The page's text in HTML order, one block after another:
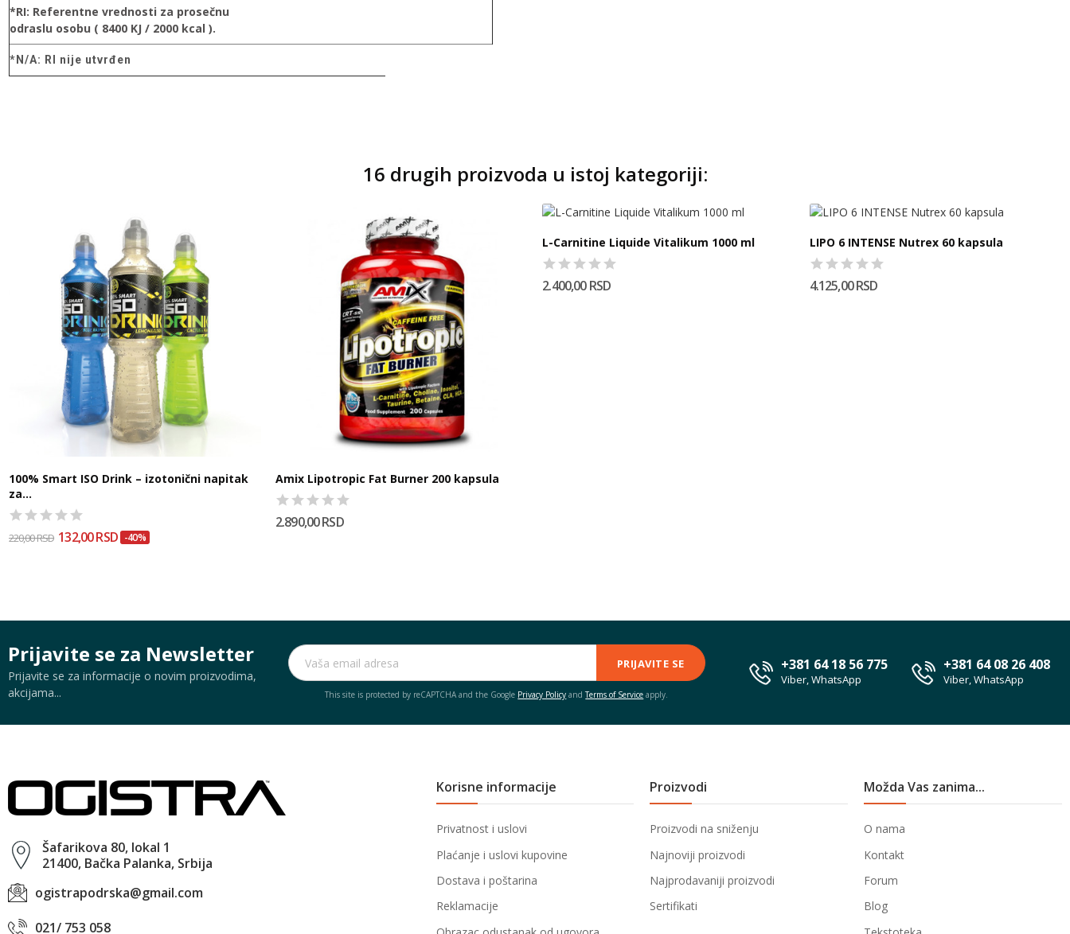
*RI: Referentne vrednosti za prosečnu
odraslu osobu ( 8400 KJ / 2000 kcal ).
*N/A: RI nije utvrđen
16 drugih proizvoda u istoj kategoriji:
100% Smart ISO Drink – izotonični napitak
za...
220,00 RSD 132,00 RSD -40%
Amix Lipotropic Fat Burner 200 kapsula
2.890,00 RSD
L-Carnitine Liquide Vitalikum 1000 ml
2.400,00 RSD
LIPO 6 INTENSE Nutrex 60 kapsula
4.125,00 RSD
Prijavite se za Newsletter
Prijavite se za informacije o novim proizvodima,
akcijama...
PRIJAVITE SE
This site is protected by reCAPTCHA and the Google Privacy Policy andTerms of Service apply.
+381 64 18 56 775
Viber, WhatsApp
+381 64 08 26 408
Viber, WhatsApp
Šafarikova 80, lokal 1
21400, Bačka Palanka, Srbija
ogistrapodrska@gmail.com
021/ 753 058
Korisne informacije
Privatnost i uslovi
Plaćanje i uslovi kupovine
Dostava i poštarina
Reklamacije
Proizvodi
Proizvodi na sniženju
Najnoviji proizvodi
Najprodavaniji proizvodi
Sertifikati
Možda Vas zanima...
O nama
Kontakt
Forum
Blog